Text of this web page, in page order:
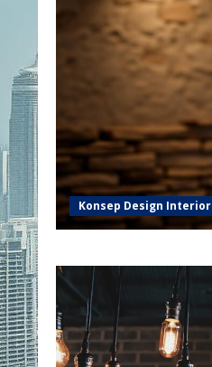
Konsep Design Interior